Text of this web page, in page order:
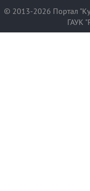
© 2013-2026 Портал
ГАУК